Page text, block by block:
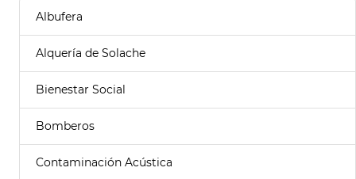
Albufera
Alquería de Solache
Bienestar Social
Bomberos
Contaminación Acústica